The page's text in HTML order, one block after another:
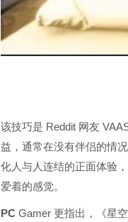
该技巧是 Reddit 网友
益，通常在没有伴侣的情
化人与人连结的正面体验
爱着的感觉。
PC Gamer 更指出，《星